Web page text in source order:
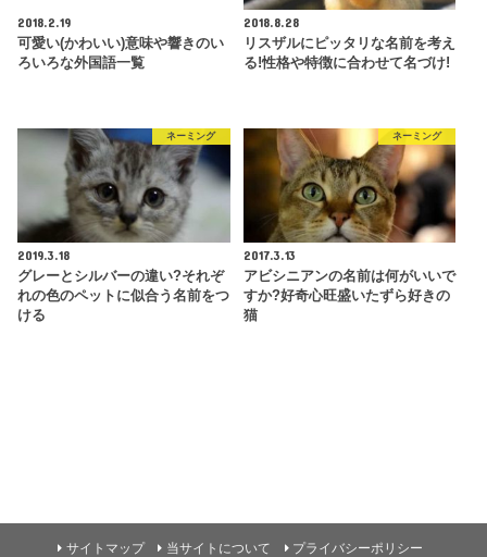
2018.2.19
可愛い(かわいい)意味や響きのい
ろいろな外国語一覧
2018.8.28
リスザルにピッタリな名前を考え
る!性格や特徴に合わせて名づけ!
ネーミング
2019.3.18
グレーとシルバーの違い?それぞ
れの色のペットに似合う名前をつ
ける
ネーミング
2017.3.13
アビシニアンの名前は何がいいで
すか?好奇心旺盛いたずら好きの
猫
サイトマップ 当サイトについて プライバシーポリシー